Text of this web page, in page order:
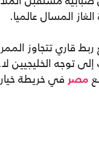
المسال عالميا.
قاري تتجاوز
توجه
مصر في خريطة